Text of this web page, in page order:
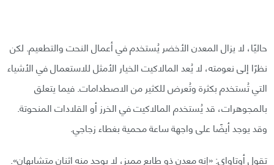
حاليًا، لا يزال المعدن الأخضر يُستخدم في أعمال النحت والتطعيم. لكن
نظرًا إلى نعومته، لا يُعد المالاكيت الخيار الأمثل للاستعمال في الأشياء
التي تُستخدم بكثرة وتُعرض للكثير من الاصطدامات. فيما يتعلق
بالمجوهرات، قد يُستخدم المالاكيت في الخرز أو القلادات المنحوتة.
وقد يوجد أيضًا على واجهة ساعة محمية بغطاء زجاجي.
تقول أوتاواي: «إنه معدن ذو طابع مميز، لا يوجد منه اثنان متشابهان».